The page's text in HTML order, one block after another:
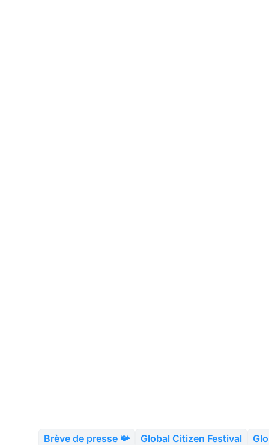
Brève de presse 📯 Global Citizen Festival